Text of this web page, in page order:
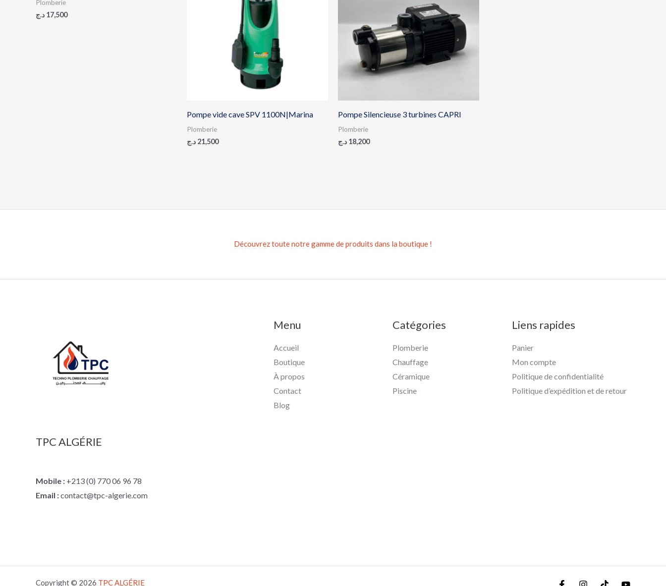
Plomberie
17,500 د.ج
Pompe vide cave SPV 1100N|Marina
Plomberie
21,500 د.ج
Pompe Silencieuse 3 turbines CAPRI
Plomberie
18,200 د.ج
Découvrez toute notre gamme de produits dans la boutique !
TPC ALGÉRIE
Mobile : +213 (0) 770 06 96 78
Email :contact@tpc-algerie.com
Menu
Accueil
Boutique
À propos
Contact
Blog
Catégories
Plomberie
Chauffage
Céramique
Piscine
Liens rapides
Panier
Mon compte
Politique de confidentialité
Politique d’expédition et de retour
Copyright © 2026 TPCALGÉRIE